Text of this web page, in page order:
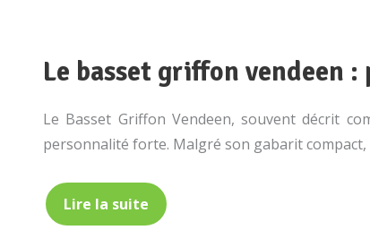
Le basset griffon vendeen
Le Basset Griffon Vendeen, souvent décrit
personnalité forte. Malgré son gabarit
Lire la suite